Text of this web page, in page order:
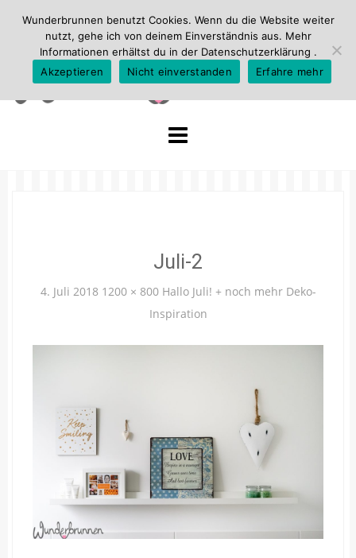
Juli-2
4. Juli 2018 1200 × 800 Hallo Juli! + noch mehr Deko-
Inspiration
Wunderbrunnen benutzt Cookies. Wenn du die Website weiter
nutzt, gehe ich von deinem Einverständnis aus. Mehr
Informationen erhältst du in der Datenschutzerklärung .
Akzeptieren
Nicht einverstanden Erfahre mehr